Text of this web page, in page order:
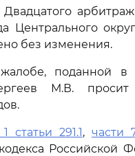
Центрального
без изменения.
поданной
М.В.
статьи 291.1, части
Российской